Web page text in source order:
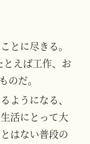
とに尽きる。
とえば工作、お
のだ。
ようになる、
活にとって大
はない普段の